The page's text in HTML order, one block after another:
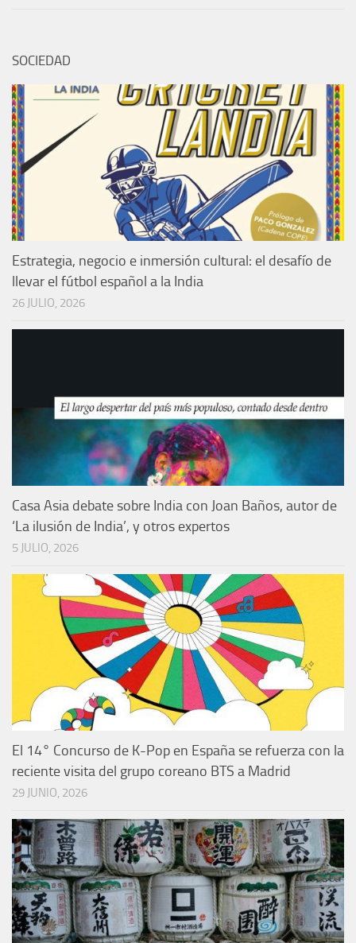
SOCIEDAD
Estrategia, negocio e inmersión cultural: el desafío de
llevar el fútbol español a la India
26 JULIO, 2026
Casa Asia debate sobre India con Joan Baños, autor de
‘La ilusión de India’, y otros expertos
5 JULIO, 2026
El 14° Concurso de K-Pop en España se refuerza con la
reciente visita del grupo coreano BTS a Madrid
29 JUNIO, 2026